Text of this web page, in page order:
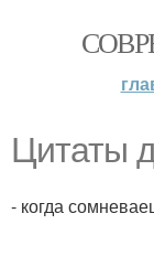
Цитаты
- когда